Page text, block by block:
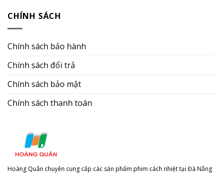
CHÍNH SÁCH
Chính sách bảo hành
Chính sách đổi trả
Chính sách bảo mật
Chính sách thanh toán
Hoàng Quân chuyên cung cấp các sản phẩm phim cách nhiệt tại Đà Nẵng